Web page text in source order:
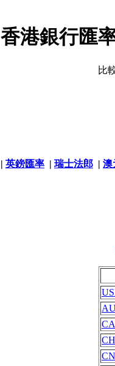
香港銀行匯
比
| 英鎊匯率 | 瑞士法郎 | 澳